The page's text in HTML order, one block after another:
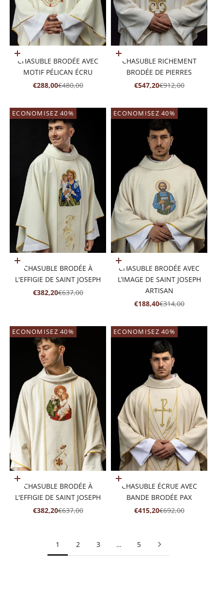
Ajouter au panier
CHASUBLE BRODÉE AVEC
MOTIF PÉLICAN ÉCRU
PRIX DE VENTE
€288,00PRIX NORMAL
€480,00
Ajouter au panier
CHASUBLE RICHEMENT
BRODÉE DE PIERRES
PRIX DE VENTE
€547,20PRIX NORMAL
€912,00
ECONOMISEZ 40%
Ajouter au panier
CHASUBLE BRODÉE À
L'EFFIGIE DE SAINT JOSEPH
PRIX DE VENTE
€382,20PRIX NORMAL
€637,00
ECONOMISEZ 40%
Ajouter au panier
CHASUBLE BRODÉE AVEC
L’IMAGE DE SAINT JOSEPH
ARTISAN
PRIX DE VENTE
€188,40PRIX NORMAL
€314,00
ECONOMISEZ 40%
Ajouter au panier
CHASUBLE BRODÉE À
L'EFFIGIE DE SAINT JOSEPH
PRIX DE VENTE
€382,20PRIX NORMAL
€637,00
ECONOMISEZ 40%
Ajouter au panier
CHASUBLE ÉCRUE AVEC
BANDE BRODÉE PAX
PRIX DE VENTE
€415,20PRIX NORMAL
€692,00
1 2 3 … 5